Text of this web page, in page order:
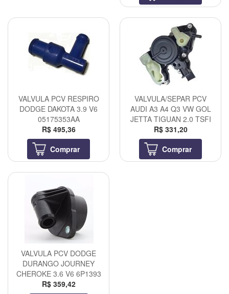
VALVULA PCV RESPIRO
DODGE DAKOTA 3.9 V6
05175353AA
R$ 495,36
Comprar
VALVULA/SEPAR PCV
AUDI A3 A4 Q3 VW GOL
JETTA TIGUAN 2.0 TSFI
R$ 331,20
Comprar
VALVULA PCV DODGE
DURANGO JOURNEY
CHEROKE 3.6 V6 6P1393
R$ 359,42